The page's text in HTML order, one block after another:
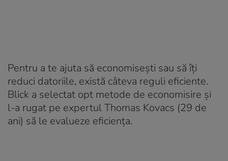
Pentru a te ajuta să economisești sau să îți
reduci datoriile, există câteva reguli eficiente.
Blick a selectat opt metode de economisire și
l-a rugat pe expertul Thomas Kovacs (29 de
ani) să le evalueze eficiența.